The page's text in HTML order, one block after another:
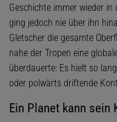
Geschichte immer wieder
ging jedoch nie über ihn
Gletscher die gesamte
nahe der Tropen eine
überdauerte: Es hielt so
oder polwärts driftende
Ein Planet kann sein